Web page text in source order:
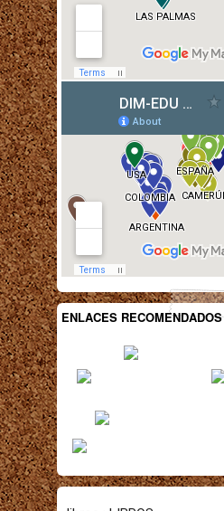
ENLACES RECOMENDADOS